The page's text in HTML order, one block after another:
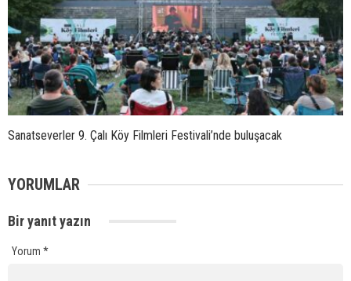
Sanatseverler 9. Çalı Köy Filmleri Festivali’nde buluşacak
YORUMLAR
Bir yanıt yazın
Yorum *